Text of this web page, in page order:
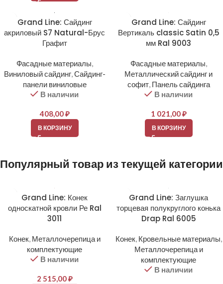
Grand Line: Сайдинг
акриловый S7 Natural-Брус
Графит
Фасадные материалы,
Виниловый сайдинг,Сайдинг-
панели виниловые
В наличии
408,00₽
В КОРЗИНУ
Grand Line: Сайдинг
Вертикаль classic Satin 0,5
мм Ral 9003
Фасадные материалы,
Металлический сайдинг и
софит, Панель сайдинга
В наличии
1 021,00₽
В КОРЗИНУ
Популярный товар из текущей категории
Grand Line: Конек
односкатной кровли Ре Ral
3011
Конек, Металлочерепица и
комплектующие
В наличии
2 515,00₽
Grand Line: Заглушка
торцевая полукруглого конька
Drap Ral 6005
Конек, Кровельные материалы,
Металлочерепица и
комплектующие
В наличии